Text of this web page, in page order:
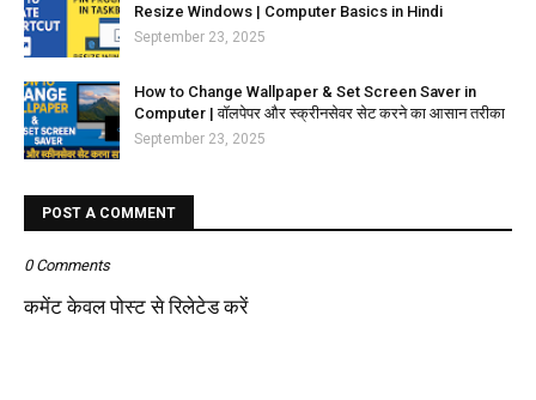
Resize Windows | Computer Basics in Hindi
September 23, 2025
How to Change Wallpaper & Set Screen Saver in
Computer | वॉलपेपर और स्क्रीनसेवर सेट करने का आसान तरीका
September 23, 2025
POST A COMMENT
0 Comments
कमेंट केवल पोस्ट से रिलेटेड करें